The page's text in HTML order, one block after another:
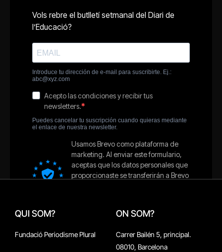
QUI SOM?
Fundació Periodisme Plural
ON SOM?
Carrer Bailén 5, principal.
08010, Barcelona